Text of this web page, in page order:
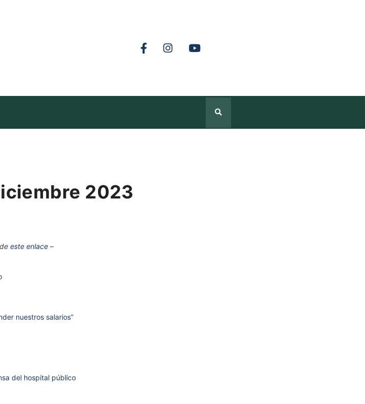
2023
este enlace–
nuestros salarios”
del hospital público